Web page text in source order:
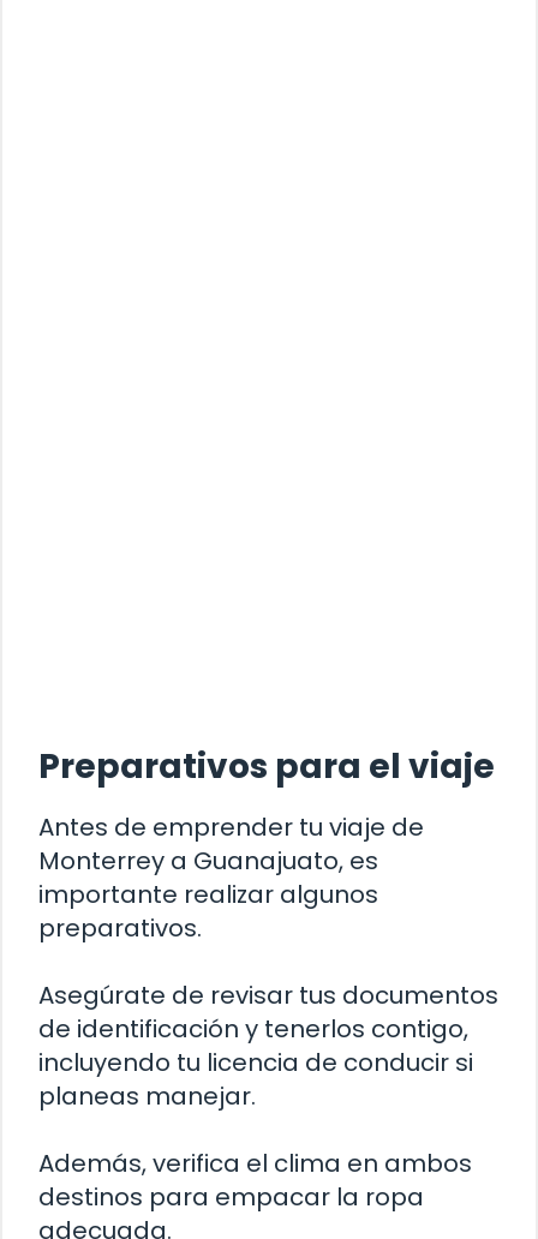
Preparativos para el viaje
Antes de emprender tu viaje de
Monterrey a Guanajuato, es
importante realizar algunos
preparativos.
Asegúrate de revisar tus documentos
de identificación y tenerlos contigo,
incluyendo tu licencia de conducir si
planeas manejar.
Además, verifica el clima en ambos
destinos para empacar la ropa
adecuada.